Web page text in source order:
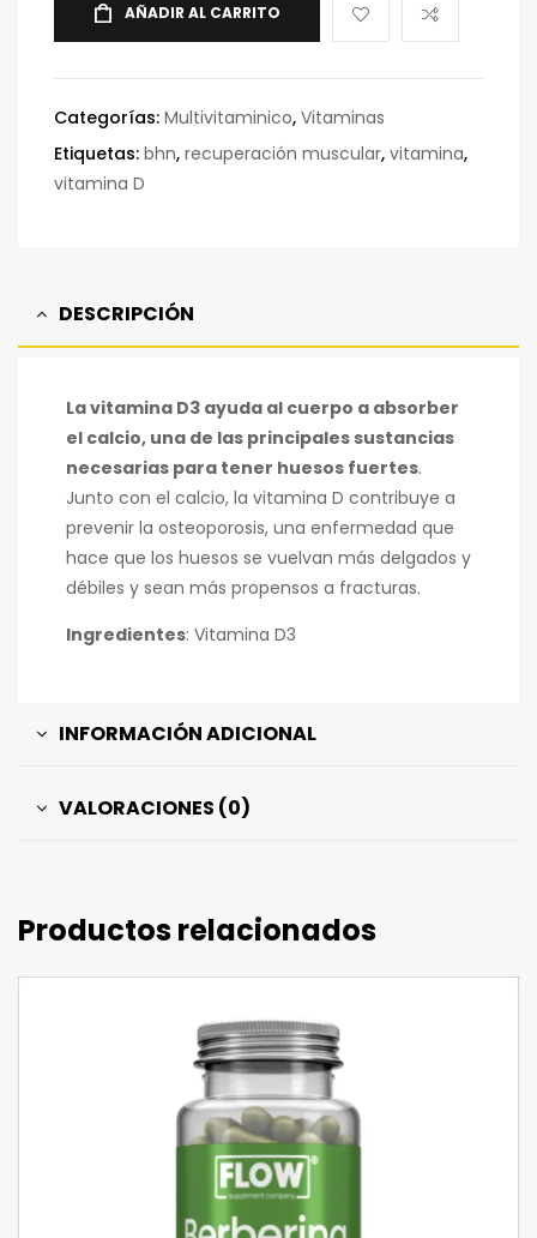
AÑADIR AL CARRITO
Categorías: Multivitaminico, Vitaminas
Etiquetas: bhn, recuperación muscular, vitamina,
vitamina D
DESCRIPCIÓN
La vitamina D3 ayuda al cuerpo a absorber
el calcio, una de las principales sustancias
necesarias para tener huesos fuertes.
Junto con el calcio, la vitamina D contribuye a
prevenir la osteoporosis, una enfermedad que
hace que los huesos se vuelvan más delgados y
débiles y sean más propensos a fracturas.
Ingredientes: Vitamina D3
INFORMACIÓN ADICIONAL
VALORACIONES (0)
Productos relacionados